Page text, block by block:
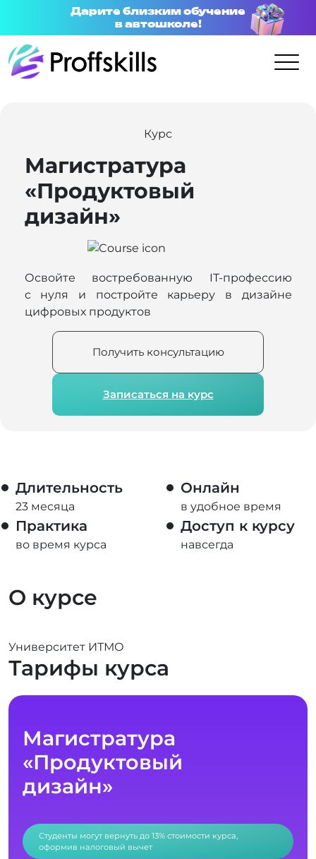
Дарите близким обучение
в автошколе!
Курс
Магистратура
«Продуктовый
дизайн»
Освойте востребованную IT-профессию
c нуля и постройте карьеру в дизайне
цифровых продуктов
Записаться на курс
Получить консультацию
Длительность
23 месяца
Онлайн
в удобное время
Практика
во время курса
Доступ к курсу
навсегда
О курсе
Университет ИТМО
Тарифы курса
Магистратура
«Продуктовый
дизайн»
Студенты могут вернуть до 13% стоимости курса,
оформив налоговый вычет